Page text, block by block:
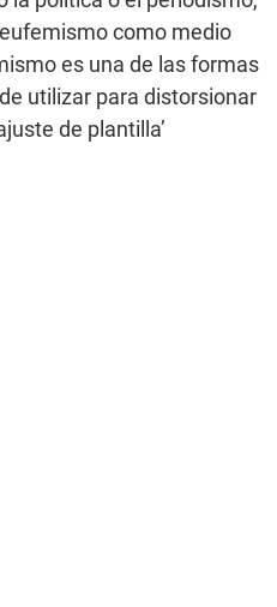
como medio
es una de las formas
utilizar para distorsionar
de plantilla’